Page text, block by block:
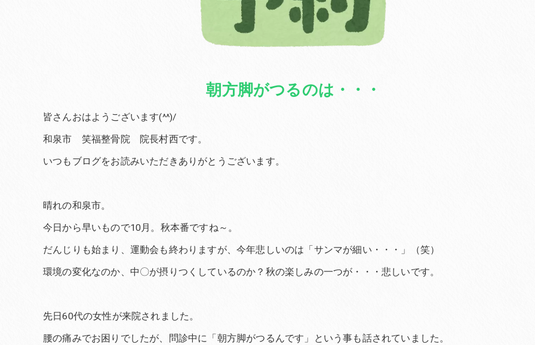
朝方脚がつるのは・・・
皆さんおはようございます(^^)/
和泉市 笑福整骨院 院長村西です。
いつもブログをお読みいただきありがとうございます。
晴れの和泉市。
今日から早いもので10月。秋本番ですね～。
だんじりも始まり、運動会も終わりますが、今年悲しいのは「サンマが細い・・・」（笑）
環境の変化なのか、中〇が摂りつくしているのか？秋の楽しみの一つが・・・悲しいです。
先日60代の女性が来院されました。
腰の痛みでお困りでしたが、問診中に「朝方脚がつるんです」という事も話されていました。